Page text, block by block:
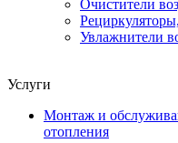
Очистители
Увлажнители
Услуги
Монтаж и
отопления